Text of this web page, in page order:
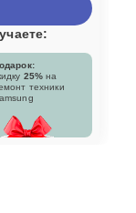
25% на
техники